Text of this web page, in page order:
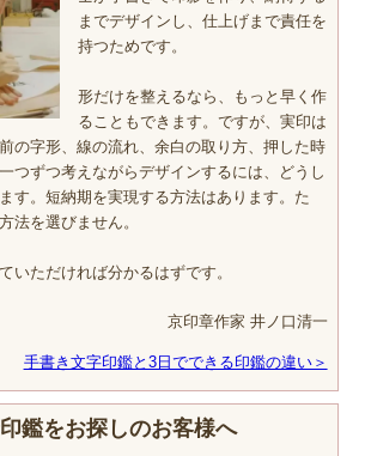
までデザインし、仕上げまで責任を
持つためです。
形だけを整えるなら、もっと早く作
ることもできます。ですが、実印は
の字形、線の流れ、余白の取り方、押した時
つずつ考えながらデザインするには、どうし
す。短納期を実現する方法はあります。た
法を選びません。
いただければ分かるはずです。
京印章作家 井ノ口清一
手書き文字印鑑と3日でできる印鑑の違い＞
鑑をお探しのお客様へ